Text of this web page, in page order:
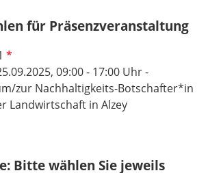
für Präsenzveranstaltung
P
f
l
i
f
09:00 - 17:00 Uhr -
zur Nachhaltigkeits-Botschafter*in
Landwirtschaft in Alzey
Bitte wählen Sie jeweils